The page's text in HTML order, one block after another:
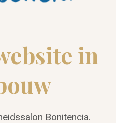
in
Bonitencia.